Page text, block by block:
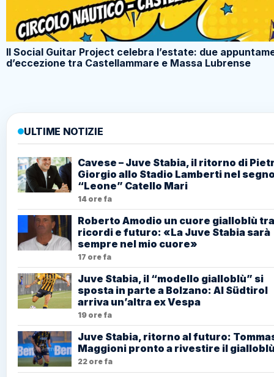
Il Social Guitar Project celebra l’estate: due
d’eccezione tra Castellammare e Massa Lubrense
ULTIME NOTIZIE
Cavese – Juve Stabia, il ritorno di
Giorgio allo Stadio Lamberti nel
“Leone” Catello Mari
14 ore fa
Roberto Amodio un cuore gialloblù tra
ricordi e futuro: «La Juve Stabia sarà
sempre nel mio cuore»
17 ore fa
Juve Stabia, il “modello gialloblù” si
sposta in parte a Bolzano: Al Südtirol
arriva un’altra ex Vespa
19 ore fa
Juve Stabia, ritorno al futuro:
Maggioni pronto a rivestire il
22 ore fa